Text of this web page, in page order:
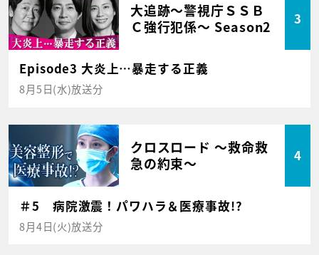
大追跡～警視庁ＳＳＢ
Ｃ強行犯係～ Season2
3
Episode3 大炎上…暴走する正義
8月5日(水)放送分
クロスロード ～救命救
急の約束～
4
＃5 病院激震！パワハラ＆医療事故!?
8月4日(火)放送分